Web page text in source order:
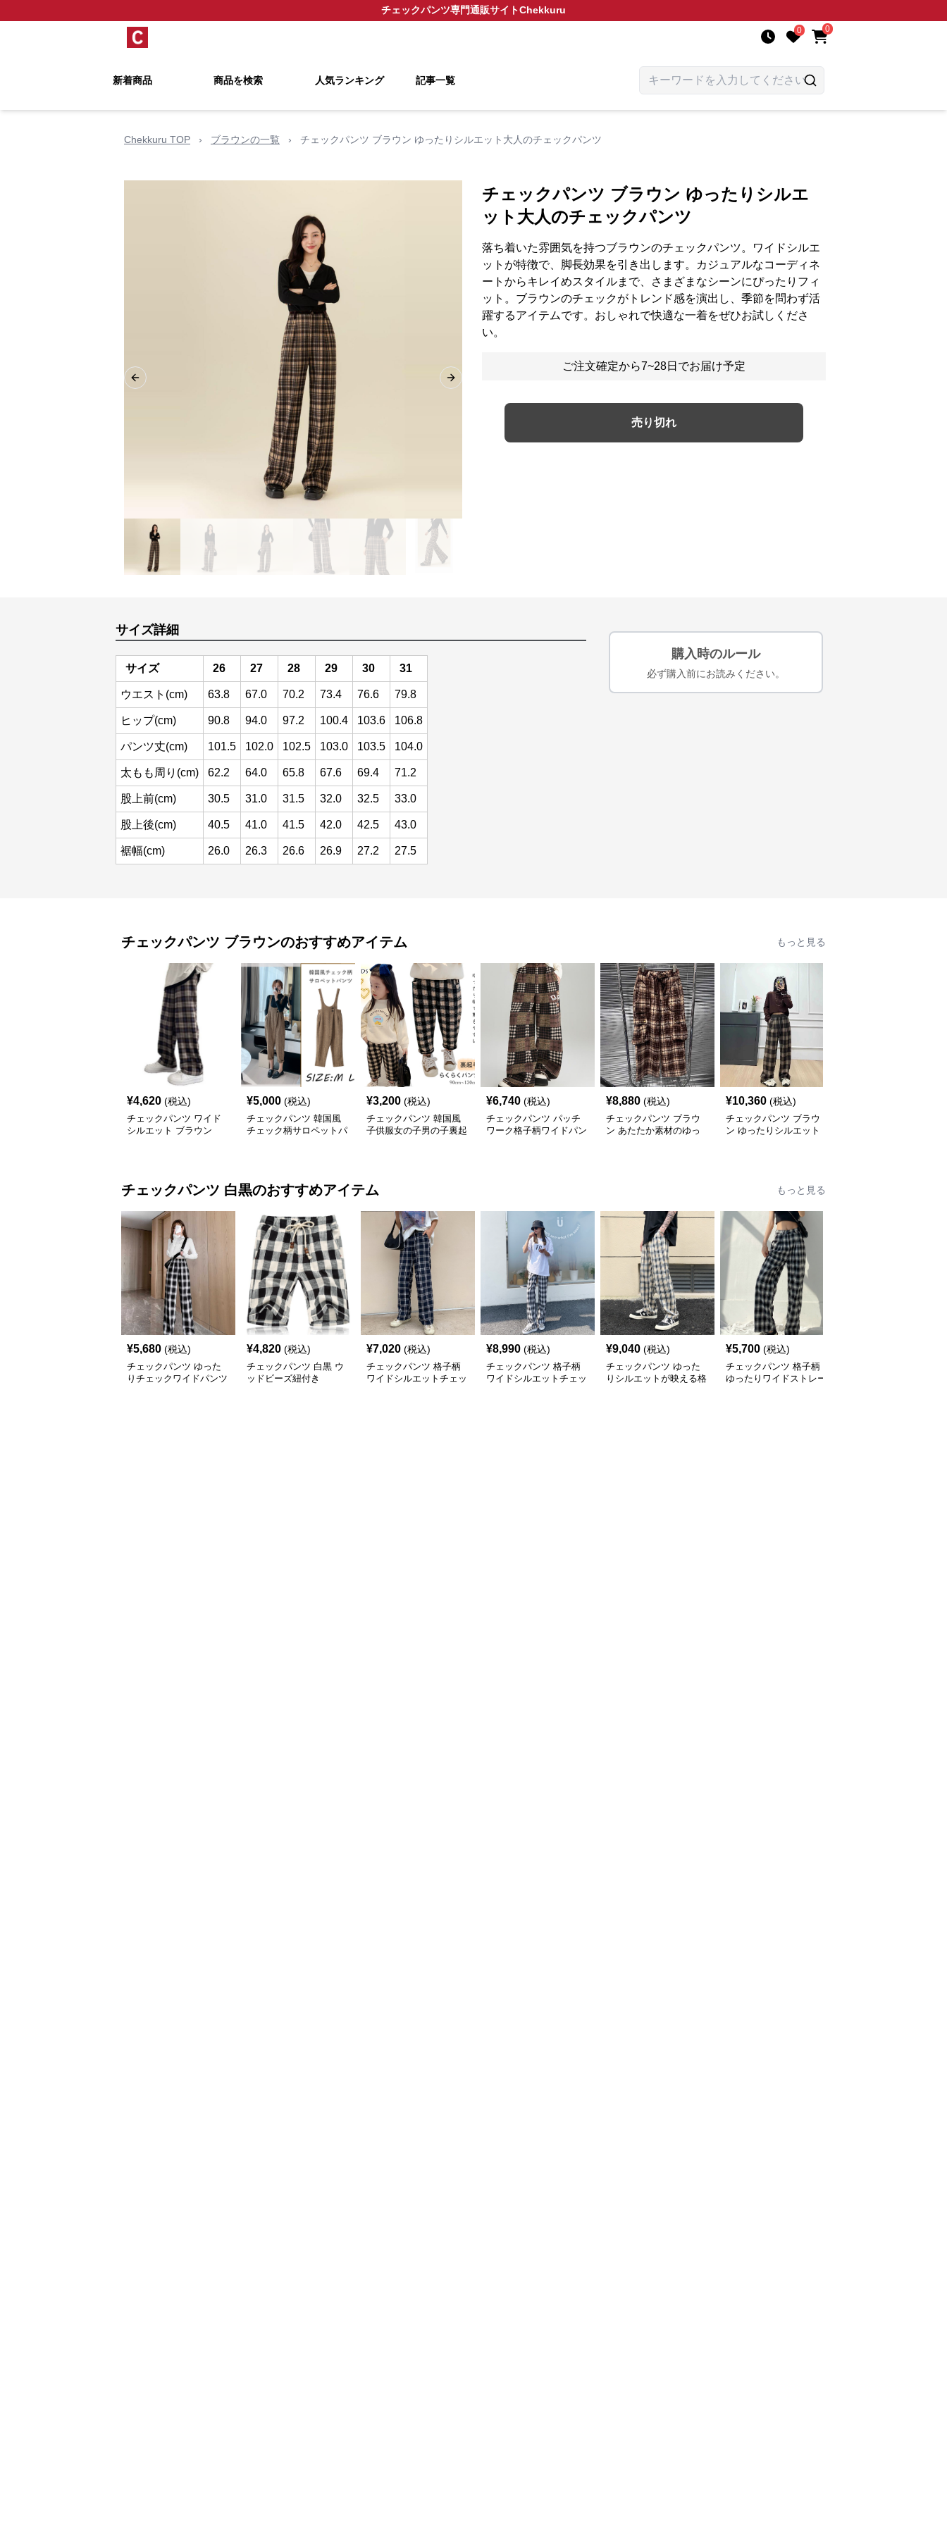
チェックパンツ専門通販サイトChekkuru
0 0
新着商品 商品を検索 人気ランキング 記事一覧
Chekkuru TOP › ブラウンの一覧 › チェックパンツ ブラウン ゆったりシルエット大人のチェックパンツ
Previous slide Next slide
チェックパンツ ブラウン ゆったりシルエ
ット大人のチェックパンツ
落ち着いた雰囲気を持つブラウンのチェックパンツ。ワイドシルエ
ットが特徴で、脚長効果を引き出します。カジュアルなコーディネ
ートからキレイめスタイルまで、さまざまなシーンにぴったりフィ
ット。ブラウンのチェックがトレンド感を演出し、季節を問わず活
躍するアイテムです。おしゃれで快適な一着をぜひお試しくださ
い。
ご注文確定から7~28日でお届け予定
売り切れ
サイズ詳細
サイズ 26 27 28 29 30 31
ウエスト(cm) 63.8 67.0 70.2 73.4 76.6 79.8
ヒップ(cm) 90.8 94.0 97.2 100.4 103.6 106.8
パンツ丈(cm) 101.5 102.0 102.5 103.0 103.5 104.0
太もも周り(cm) 62.2 64.0 65.8 67.6 69.4 71.2
股上前(cm) 30.5 31.0 31.5 32.0 32.5 33.0
股上後(cm) 40.5 41.0 41.5 42.0 42.5 43.0
裾幅(cm) 26.0 26.3 26.6 26.9 27.2 27.5
購入時のルール
必ず購入前にお読みください。
チェックパンツ ブラウンのおすすめアイテム もっと見る
¥4,620 (税込)
チェックパンツ ワイド
シルエット ブラウン
¥5,000 (税込)
チェックパンツ 韓国風
チェック柄サロペットパ
¥3,200 (税込)
チェックパンツ 韓国風
子供服女の子男の子裏起
¥6,740 (税込)
チェックパンツ パッチ
ワーク格子柄ワイドパン
¥8,880 (税込)
チェックパンツ ブラウ
ン あたたか素材のゆっ
¥10,360 (税込)
チェックパンツ ブラウ
ン ゆったりシルエット
チェックパンツ 白黒のおすすめアイテム もっと見る
¥5,680 (税込)
チェックパンツ ゆった
りチェックワイドパンツ
¥4,820 (税込)
チェックパンツ 白黒 ウ
ッドビーズ紐付き
¥7,020 (税込)
チェックパンツ 格子柄
ワイドシルエットチェッ
¥8,990 (税込)
チェックパンツ 格子柄
ワイドシルエットチェッ
¥9,040 (税込)
チェックパンツ ゆった
りシルエットが映える格
¥5,700 (税込)
チェックパンツ 格子柄
ゆったりワイドストレー